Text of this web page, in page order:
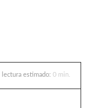
estimado: 0 min.